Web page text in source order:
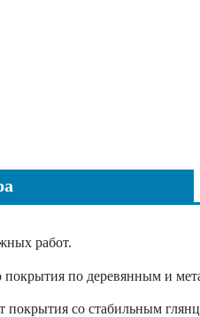
работ.
по деревянным и
покрытия со стабильным